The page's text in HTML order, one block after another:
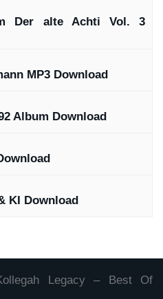
Der alte Achti Vol. 3
MP3 Download
Album Download
KI Download
Legacy – Best Of